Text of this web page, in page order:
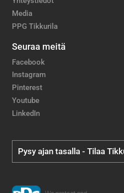
Media
PPG Tikkurila
Seuraa meitä
Facebook
Instagram
Pinterest
Youtube
LinkedIn
Pysy ajan tasalla - Tilaa